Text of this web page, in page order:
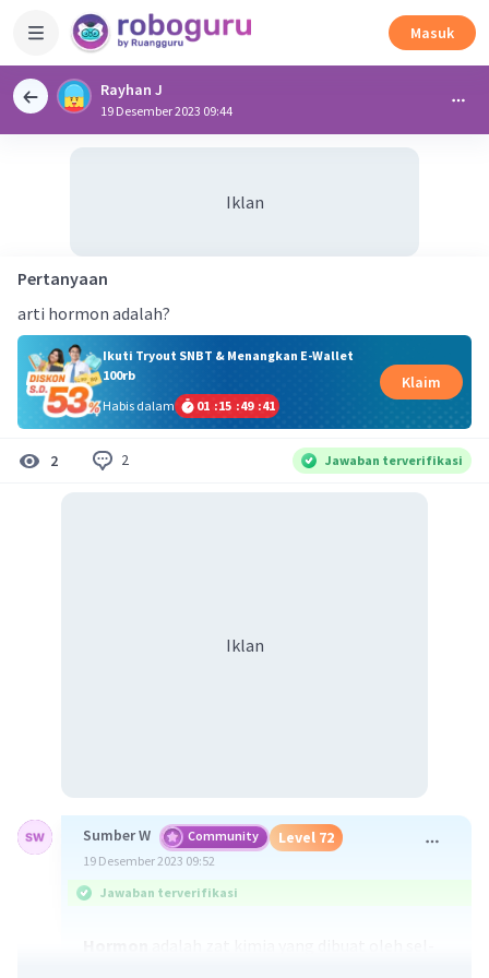
Masuk
Rayhan J
19 Desember 2023 09:44
Iklan
Pertanyaan
arti hormon adalah?
Ikuti Tryout SNBT & Menangkan E-Wallet
100rb
Habis dalam
01 :15 :49 :40
Klaim
2 2 Jawaban terverifikasi
Iklan
Sumber W Community Level 72
19 Desember 2023 09:52
Jawaban terverifikasi